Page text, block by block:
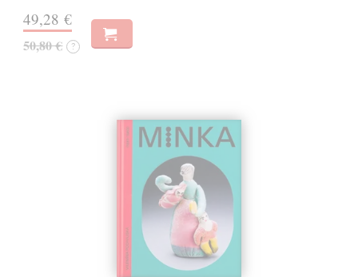
49,28 €
50,80 € ?